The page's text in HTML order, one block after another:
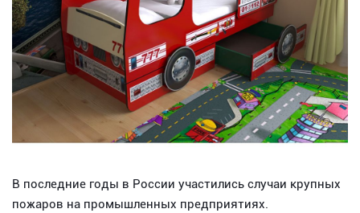
В последние годы в России участились случаи крупных
пожаров на промышленных предприятиях.